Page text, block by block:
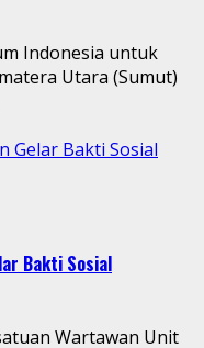
Indonesia untuk
Utara (Sumut)
Gelar Bakti Sosial
Bakti Sosial
Wartawan Unit